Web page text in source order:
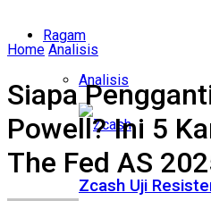
Ragam
Analisis
Zcash Uji
Home Analisis
Siapa
Powell? Ini 5
The Fed AS